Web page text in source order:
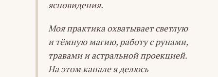
ясновидения.
Моя практика охватывает светлую
и тёмную магию, работу с рунами,
травами и астральной проекцией.
На этом канале я делюсь